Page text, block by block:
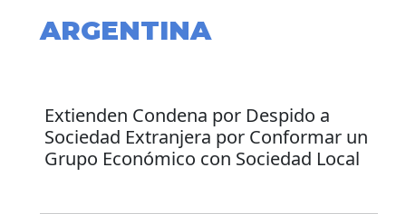
ARGENTINA
Extienden Condena por Despido a
Sociedad Extranjera por Conformar un
Grupo Económico con Sociedad Local